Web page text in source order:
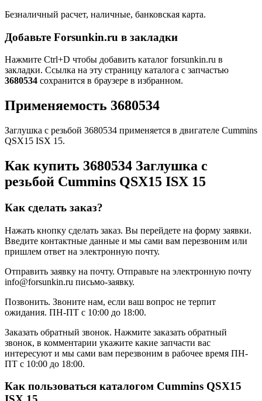
Безналичный расчет, наличные, банковская карта.
Добавьте Forsunkin.ru в закладки
Нажмите Ctrl+D чтобы добавить каталог forsunkin.ru в
закладки. Ссылка на эту страницу каталога с запчастью
3680534 сохранится в браузере в избранном.
Применяемость 3680534
Заглушка с резьбой 3680534 применяется в двигателе Cummins
QSX15 ISX 15.
Как купить 3680534 Заглушка с
резьбой Cummins QSX15 ISX 15
Как сделать заказ?
Нажать кнопку сделать заказ. Вы перейдете на форму заявки.
Введите контактные данные и мы сами вам перезвоним или
пришлем ответ на электронную почту.
Отправить заявку на почту. Отправьте на электронную почту
info@forsunkin.ru письмо-заявку.
Позвонить. Звоните нам, если ваш вопрос не терпит
ожидания. ПН-ПТ с 10:00 до 18:00.
Заказать обратный звонок. Нажмите заказать обратный
звонок, в комментарии укажите какие запчасти вас
интересуют и мы сами вам перезвоним в рабочее время ПН-
ПТ с 10:00 до 18:00.
Как пользоваться каталогом Cummins QSX15